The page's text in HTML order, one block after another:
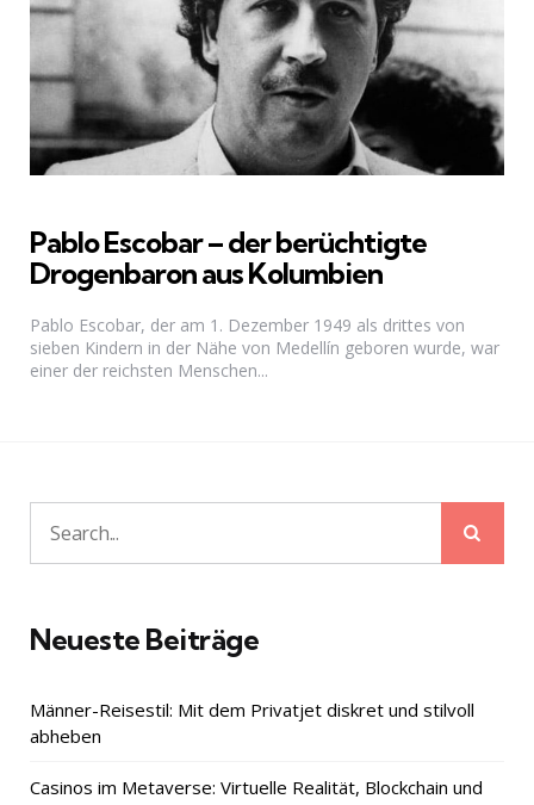
Pablo Escobar – der berüchtigte
Drogenbaron aus Kolumbien
Pablo Escobar, der am 1. Dezember 1949 als drittes von
sieben Kindern in der Nähe von Medellín geboren wurde, war
einer der reichsten Menschen...
Search
for:
Neueste Beiträge
Männer-Reisestil: Mit dem Privatjet diskret und stilvoll
abheben
Casinos im Metaverse: Virtuelle Realität, Blockchain und